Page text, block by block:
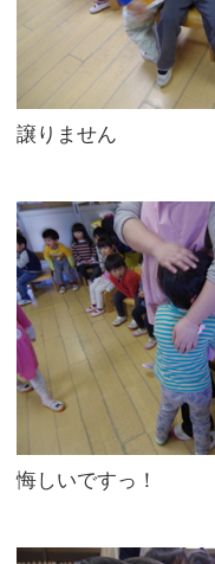
譲りません
悔しいですっ！